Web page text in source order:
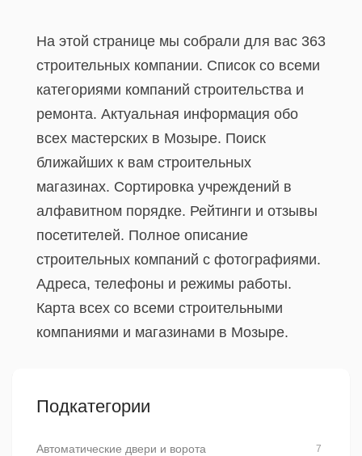
На этой странице мы собрали для вас 363
строительных компании. Список со всеми
категориями компаний строительства и
ремонта. Актуальная информация обо
всех мастерских в Мозыре. Поиск
ближайших к вам строительных
магазинах. Сортировка учреждений в
алфавитном порядке. Рейтинги и отзывы
посетителей. Полное описание
строительных компаний с фотографиями.
Адреса, телефоны и режимы работы.
Карта всех со всеми строительными
компаниями и магазинами в Мозыре.
Подкатегории
Автоматические двери и ворота 7